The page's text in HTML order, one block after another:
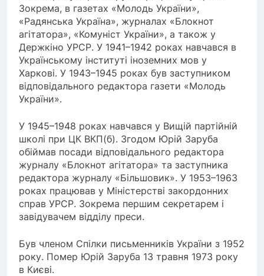
Зокрема, в газетах «Молодь України»,
«Радянська Україна», журналах «Блокнот
агітатора», «Комуніст України», а також у
Держкіно УРСР. У 1941–1942 роках навчався в
Українському інституті іноземних мов у
Харкові. У 1943–1945 роках був заступником
відповідального редактора газети «Молодь
України».
У 1945–1948 роках навчався у Вищій партійній
школі при ЦК ВКП(б). Згодом Юрій Заруба
обіймав посади відповідального редактора
журналу «Блокнот агітатора» та заступника
редактора журналу «Більшовик». У 1953–1963
роках працював у Міністерстві закордонних
справ УРСР. Зокрема першим секретарем і
завідувачем відділу преси.
Був членом Спілки письменників України з 1952
року. Помер Юрій Заруба 13 травня 1973 року
в Києві.